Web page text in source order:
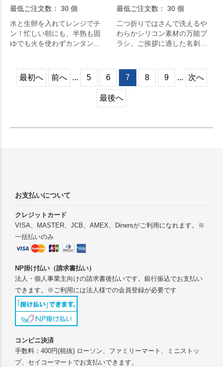
最低ご注文数： 30 個
水と生卵を入れてレンジでチ
ン！忙しい朝にも、半熟も固
ゆでも火を使わずカンタンに
最低ご注文数： 30 個
二つ折りではさんで洗えるや
わらかシリコン素材の万能ブ
ラシ。ご挨拶に適した名刺ポ
最初へ 前へ ... 5 6 7 8 9 ... 次へ
最後へ
お支払いについて
クレジットカード
VISA、MASTER、JCB、AMEX、Dinersがご利用になれます。※
一括払いのみ
NP掛け払い（請求書払い）
法人・個人事業主向けの請求書後払いです。銀行振込でお支払い
できます。※ご利用には法人様での会員登録が必要です
コンビニ決済
手数料：400円(税抜) ローソン、ファミリーマート、ミニストッ
プ、セイコーマートでお支払いできます。